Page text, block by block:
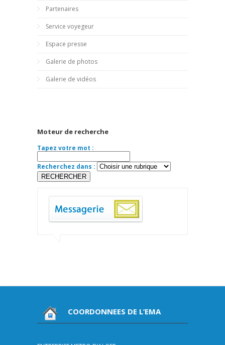
Partenaires
Service voyegeur
Espace presse
Galerie de photos
Galerie de vidéos
Moteur de recherche
Tapez votre mot :
Recherchez dans :
COORDONNEES DE L’EMA